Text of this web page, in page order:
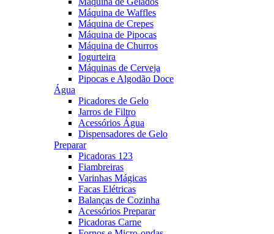
Máquina de Waffles
Máquina de Crepes
Máquina de Pipocas
Máquina de Churros
Iogurteira
Máquinas de Cerveja
Pipocas e Algodão Doce
Água
Picadores de Gelo
Jarros de Filtro
Acessórios Água
Dispensadores de Gelo
Preparar
Picadoras 123
Fiambreiras
Varinhas Mágicas
Facas Elétricas
Balanças de Cozinha
Acessórios Preparar
Picadoras Carne